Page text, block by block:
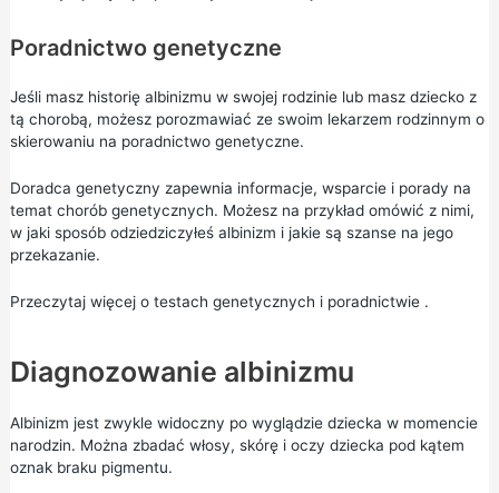
Poradnictwo genetyczne
Jeśli masz historię albinizmu w swojej rodzinie lub masz dziecko z
tą chorobą, możesz porozmawiać ze swoim lekarzem rodzinnym o
skierowaniu na poradnictwo genetyczne.
Doradca genetyczny zapewnia informacje, wsparcie i porady na
temat chorób genetycznych. Możesz na przykład omówić z nimi,
w jaki sposób odziedziczyłeś albinizm i jakie są szanse na jego
przekazanie.
Przeczytaj więcej o testach genetycznych i poradnictwie.
Diagnozowanie albinizmu
Albinizm jest zwykle widoczny po wyglądzie dziecka w momencie
narodzin. Można zbadać włosy, skórę i oczy dziecka pod kątem
oznak braku pigmentu.